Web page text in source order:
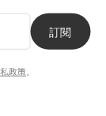
訂閱
政策